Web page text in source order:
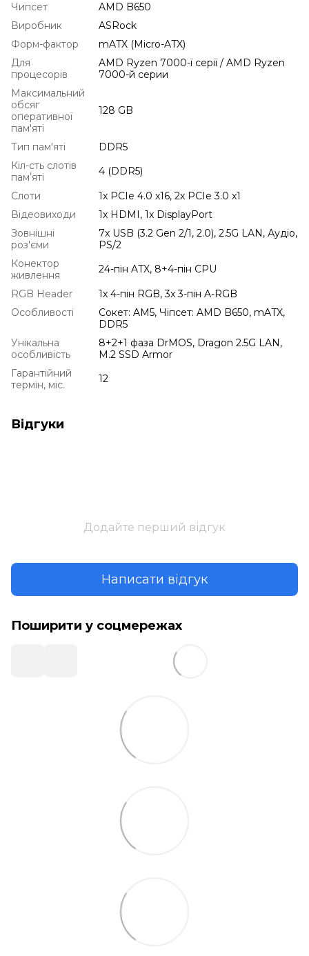
Чипсет
AMD B650
Виробник
ASRock
Форм-фактор
mATX (Micro-ATX)
Для
процесорів
AMD Ryzen 7000-ї серії / AMD Ryzen
7000-й серии
Максимальний
обсяг
оперативної
пам'яті
128 GB
Тип пам'яті
DDR5
Кіл-сть слотів
памʼяті
4 (DDR5)
Слоти
1x PCIe 4.0 x16, 2x PCIe 3.0 x1
Відеовиходи
1x HDMI, 1x DisplayPort
Зовнішні
роз'єми
7x USB (3.2 Gen 2/1, 2.0), 2.5G LAN, Аудіо,
PS/2
Конектор
живлення
24-пін ATX, 8+4-пін CPU
RGB Header
1x 4-пін RGB, 3x 3-пін A-RGB
Особливості
Сокет: AM5, Чіпсет: AMD B650, mATX,
DDR5
Унікальна
особливість
8+2+1 фаза DrMOS, Dragon 2.5G LAN,
M.2 SSD Armor
Гарантійний
термін, міс.
12
Відгуки
Додайте перший відгук
Написати відгук
Поширити у соцмережах